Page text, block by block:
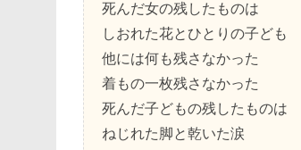
死んだ女の残したものは
しおれた花とひとりの子ども
他には何も残さなかった
着もの一枚残さなかった
死んだ子どもの残したものは
ねじれた脚と乾いた涙